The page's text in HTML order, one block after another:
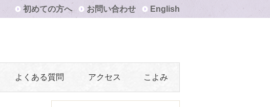
初めての方へ お問い合わせ English
よくある質問 アクセス こよみ